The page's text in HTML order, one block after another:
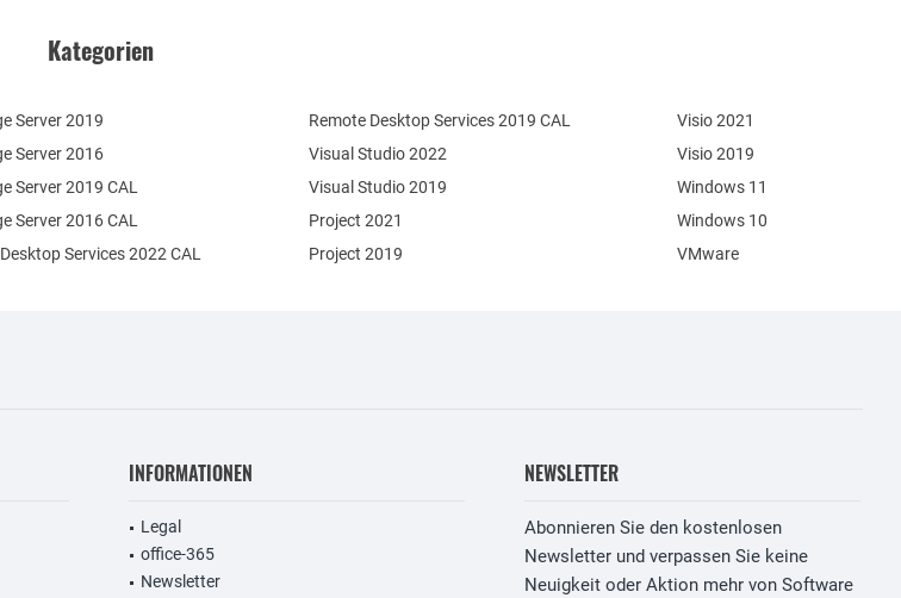
Kategorien
Server 2019
Server 2016
Services 2022 CAL
Remote Desktop Services 2019 CAL
Server 2019 CAL
Server 2016 CAL
Visual Studio 2022
Visual Studio 2019
Project 2021
Project 2019
Visio 2021
Visio 2019
Windows 11
Windows 10
VMware
INFORMATIONEN
Legal
office-365
Newsletter
NEWSLETTER
Abonnieren Sie den kostenlosen
Newsletter und verpassen Sie keine
Neuigkeit oder Aktion mehr von Software